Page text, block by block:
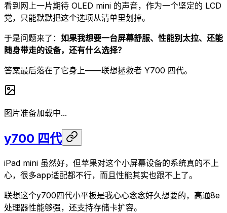
看到网上一片期待 OLED mini 的声音，作为一个坚定的 LCD
党，只能默默把这个选项从清单里划掉。
于是问题来了： 如果我想要一台屏幕舒服、性能别太拉、还能
随身带走的设备，还有什么选择？
答案最后落在了它身上——联想拯救者 Y700 四代。
图片准备加载中...
y700 四代
iPad mini 虽然好，但苹果对这个小屏幕设备的系统真的不上
心，很多app适配都不行，而且性能其实也跟不上了。
联想这个y700四代小平板是我心心念念好久想要的，高通8e
处理器性能够强，还支持存储卡扩容。